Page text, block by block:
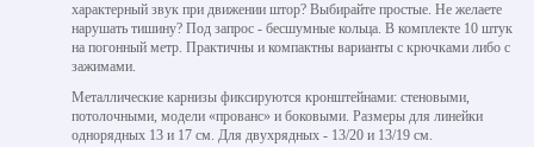
характерный звук при движении штор? Выбирайте простые. Не желаете
нарушать тишину? Под запрос - бесшумные кольца. В комплекте 10 штук
на погонный метр. Практичны и компактны варианты с крючками либо с
зажимами.
Металлические карнизы фиксируются кронштейнами: стеновыми,
потолочными, модели «прованс» и боковыми. Размеры для линейки
однорядных 13 и 17 см. Для двухрядных - 13/20 и 13/19 см.